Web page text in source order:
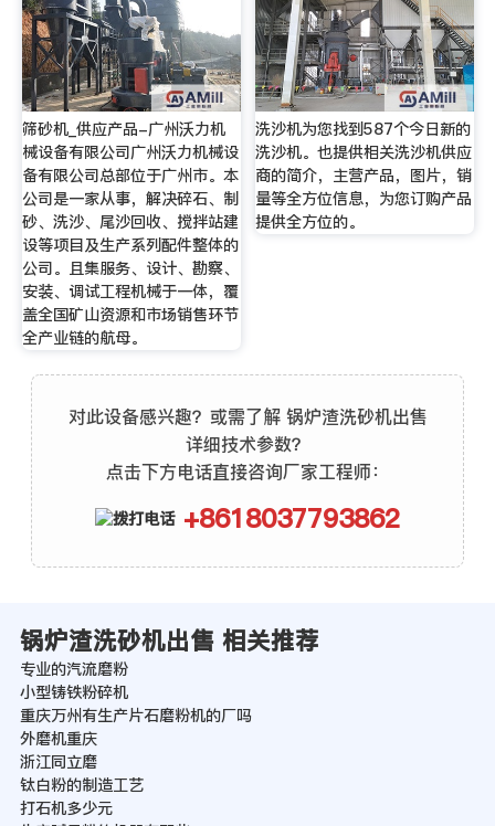
筛砂机_供应产品-广州沃力机
械设备有限公司广州沃力机械设
备有限公司总部位于广州市。本
公司是一家从事，解决碎石、制
砂、洗沙、尾沙回收、搅拌站建
设等项目及生产系列配件整体的
公司。且集服务、设计、勘察、
安装、调试工程机械于一体，覆
盖全国矿山资源和市场销售环节
全产业链的航母。
洗沙机为您找到587个今日新的
洗沙机。也提供相关洗沙机供应
商的简介，主营产品，图片，销
量等全方位信息，为您订购产品
提供全方位的。
对此设备感兴趣？或需了解 锅炉渣洗砂机出售
详细技术参数？
点击下方电话直接咨询厂家工程师：
+8618037793862
锅炉渣洗砂机出售 相关推荐
专业的汽流磨粉
小型铸铁粉碎机
重庆万州有生产片石磨粉机的厂吗
外磨机重庆
浙江同立磨
钛白粉的制造工艺
打石机多少元